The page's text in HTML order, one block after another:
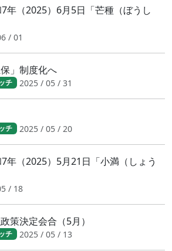
（2025）6月5日「芒種（ぼうし
/ 01
」制度化へ
チ 2025 / 05 / 31
チ 2025 / 05 / 20
（2025）5月21日「小満（しょう
/ 18
策決定会合（5月）
チ 2025 / 05 / 13